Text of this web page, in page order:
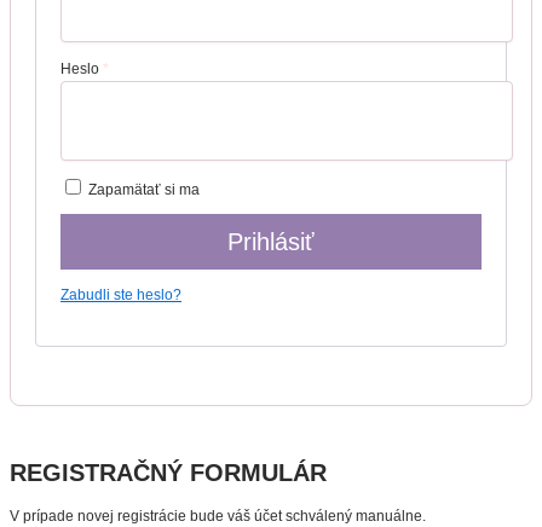
Heslo *
Zapamätať si ma
Prihlásiť
Zabudli ste heslo?
REGISTRAČNÝ FORMULÁR
V prípade novej registrácie bude váš účet schválený manuálne.